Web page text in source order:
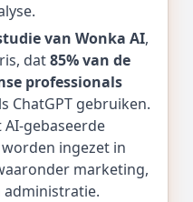
van Wonka AI,
dat85% van de
professionals
ChatGPT gebruiken.
gebaseerde
ingezet in
marketing,
administratie.